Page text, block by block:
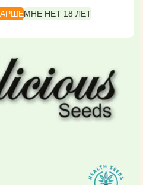
МНЕ НЕТ 18 ЛЕТ